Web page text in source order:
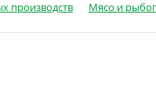
производств Мясо и